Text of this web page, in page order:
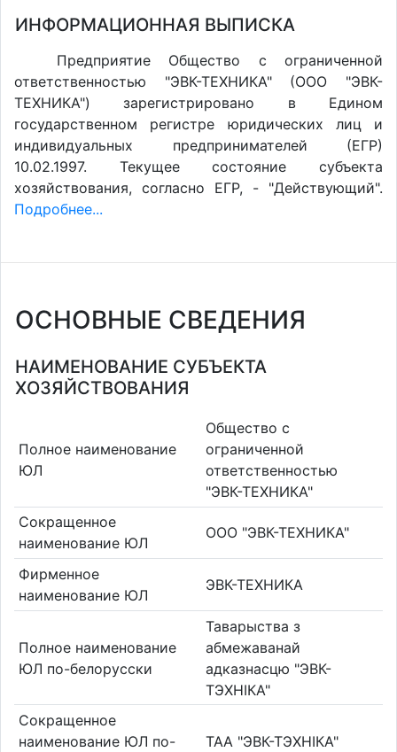
ИНФОРМАЦИОННАЯ ВЫПИСКА
Предприятие Общество с ограниченной
ответственностью "ЭВК-ТЕХНИКА" (ООО "ЭВК-
ТЕХНИКА") зарегистрировано в Едином
государственном регистре юридических лиц и
индивидуальных предпринимателей (ЕГР)
10.02.1997. Текущее состояние субъекта
хозяйствования, согласно ЕГР, - "Действующий".
Подробнее...
ОСНОВНЫЕ СВЕДЕНИЯ
НАИМЕНОВАНИЕ СУБЪЕКТА
ХОЗЯЙСТВОВАНИЯ
Полное наименование
ЮЛ
Общество с
ограниченной
ответственностью
"ЭВК-ТЕХНИКА"
Сокращенное
наименование ЮЛ
ООО "ЭВК-ТЕХНИКА"
Фирменное
наименование ЮЛ
ЭВК-ТЕХНИКА
Полное наименование
ЮЛ по-белорусски
Таварыства з
абмежаванай
адказнасцю "ЭВК-
ТЭХНIКА"
Сокращенное
наименование ЮЛ по-
ТАА "ЭВК-ТЭХНIКА"